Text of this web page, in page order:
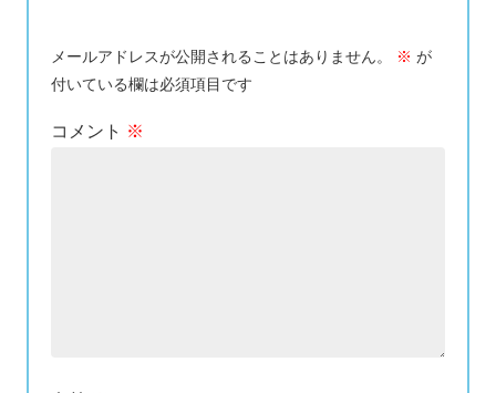
メールアドレスが公開されることはありません。 ※ が
付いている欄は必須項目です
コメント ※